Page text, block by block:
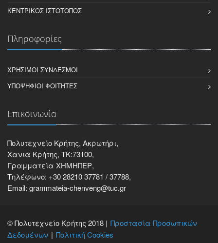
ΚΕΝΤΡΙΚΌΣ ΙΣΤΌΤΟΠΟΣ
Πληροφορίες
ΧΡΉΣΙΜΟΙ ΣΎΝΔΕΣΜΟΙ
ΥΠΟΨΉΦΙΟΙ ΦΟΙΤΗΤΈΣ
Επικοινωνία
Πολυτεχνείο Κρήτης, Ακρωτήρι,
Χανιά Κρήτης, ΤΚ:73100,
Γραμματεία ΧΗΜΗΠΕΡ,
Τηλέφωνο: +30 28210 37781 / 37788,
Email: grammateia-chenveng@tuc.gr
© Πολυτεχνείο Κρήτης 2018 | Προστασία Προσωπικών
Δεδομένων
Πολιτική Cookies